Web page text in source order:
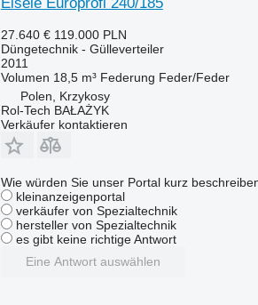
27.640 € 119.000 PLN
Düngetechnik - Gülleverteiler
2011
Volumen 18,5 m³ Federung Feder/Feder
Polen, Krzykosy
Rol-Tech BAŁAŻYK
Verkäufer kontaktieren
Wie würden Sie unser Portal kurz
kleinanzeigenportal
verkäufer von Spezialtechnik
hersteller von Spezialtechnik
es gibt keine richtige Antwort
Eine Antwort auswählen